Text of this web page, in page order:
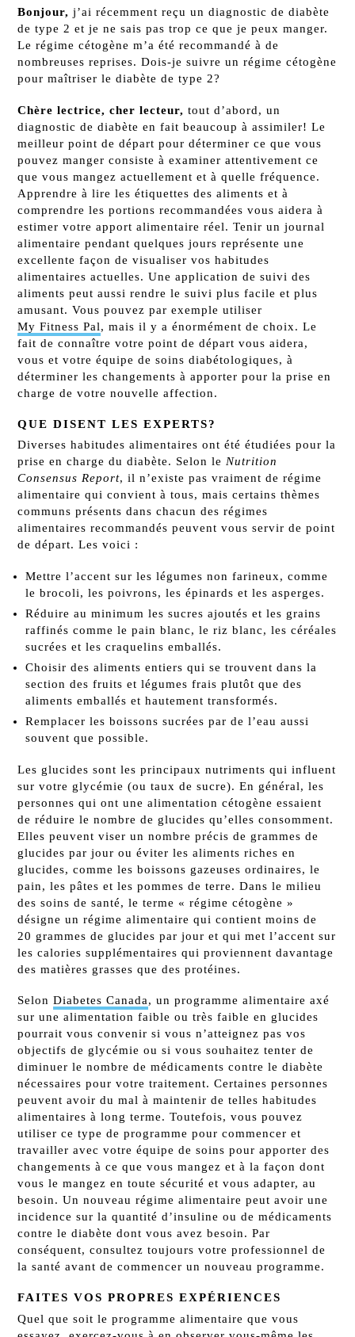
Bonjour,j’ai récemment reçu un diagnostic de diabète
de type 2 et je ne sais pas trop ce que je peux manger.
Le régime cétogène m’a été recommandé à de
nombreuses reprises. Dois-je suivre un régime cétogène
pour maîtriser le diabète de type 2?
Chère lectrice, cher lecteur,tout d’abord, un
diagnostic de diabète en fait beaucoup à assimiler! Le
meilleur point de départ pour déterminer ce que vous
pouvez manger consiste à examiner attentivement ce
que vous mangez actuellement et à quelle fréquence.
Apprendre à lire les étiquettes des aliments et à
comprendre les portions recommandées vous aidera à
estimer votre apport alimentaire réel. Tenir un journal
alimentaire pendant quelques jours représente une
excellente façon de visualiser vos habitudes
alimentaires actuelles. Une application de suivi des
aliments peut aussi rendre le suivi plus facile et plus
amusant. Vous pouvez par exemple utiliser
My Fitness Pal, mais il y a énormément de choix. Le
fait de connaître votre point de départ vous aidera,
vous et votre équipe de soins diabétologiques, à
déterminer les changements à apporter pour la prise en
charge de votre nouvelle affection.
QUE DISENT LES EXPERTS?
Diverses habitudes alimentaires ont été étudiées pour la
prise en charge du diabète. Selon le Nutrition
Consensus Report, il n’existe pas vraiment de régime
alimentaire qui convient à tous, mais certains thèmes
communs présents dans chacun des régimes
alimentaires recommandés peuvent vous servir de point
de départ. Les voici :
Mettre l’accent sur les légumes non farineux, comme
le brocoli, les poivrons, les épinards et les asperges.
Réduire au minimum les sucres ajoutés et les grains
raffinés comme le pain blanc, le riz blanc, les céréales
sucrées et les craquelins emballés.
Choisir des aliments entiers qui se trouvent dans la
section des fruits et légumes frais plutôt que des
aliments emballés et hautement transformés.
Remplacer les boissons sucrées par de l’eau aussi
souvent que possible.
Les glucides sont les principaux nutriments qui influent
sur votre glycémie (ou taux de sucre). En général, les
personnes qui ont une alimentation cétogène essaient
de réduire le nombre de glucides qu’elles consomment.
Elles peuvent viser un nombre précis de grammes de
glucides par jour ou éviter les aliments riches en
glucides, comme les boissons gazeuses ordinaires, le
pain, les pâtes et les pommes de terre. Dans le milieu
des soins de santé, le terme « régime cétogène »
désigne un régime alimentaire qui contient moins de
20 grammes de glucides par jour et qui met l’accent sur
les calories supplémentaires qui proviennent davantage
des matières grasses que des protéines.
SelonDiabetes Canada, un programme alimentaire axé
sur une alimentation faible ou très faible en glucides
pourrait vous convenir si vous n’atteignez pas vos
objectifs de glycémie ou si vous souhaitez tenter de
diminuer le nombre de médicaments contre le diabète
nécessaires pour votre traitement. Certaines personnes
peuvent avoir du mal à maintenir de telles habitudes
alimentaires à long terme. Toutefois, vous pouvez
utiliser ce type de programme pour commencer et
travailler avec votre équipe de soins pour apporter des
changements à ce que vous mangez et à la façon dont
vous le mangez en toute sécurité et vous adapter, au
besoin. Un nouveau régime alimentaire peut avoir une
incidence sur la quantité d’insuline ou de médicaments
contre le diabète dont vous avez besoin. Par
conséquent, consultez toujours votre professionnel de
la santé avant de commencer un nouveau programme.
FAITES VOS PROPRES EXPÉRIENCES
Quel que soit le programme alimentaire que vous